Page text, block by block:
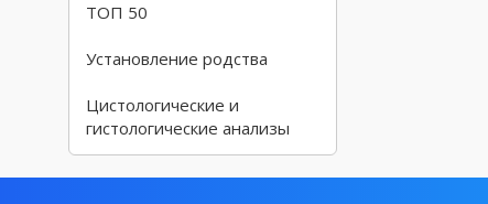
ТОП 50
Установление родства
Цистологические и
гистологические анализы